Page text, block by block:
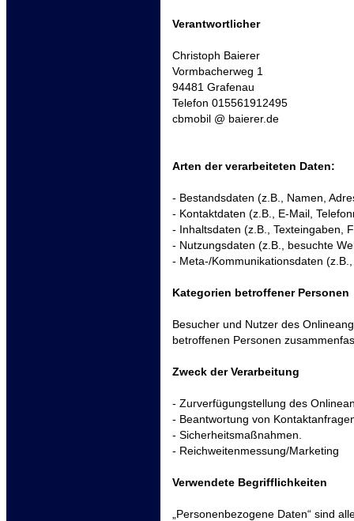
Verantwortlicher
Christoph Baierer
Vormbacherweg 1
94481 Grafenau
Telefon 015561912495
cbmobil @ baierer.de
Arten der verarbeiteten Daten:
- Bestandsdaten (z.B., Namen,
- Kontaktdaten (z.B., E-Mail,
- Inhaltsdaten (z.B., Texteingaben,
- Nutzungsdaten (z.B., besuchte
- Meta-/Kommunikationsdaten
Kategorien betroffener Personen
Besucher und Nutzer des
betroffenen Personen
Zweck der Verarbeitung
- Zurverfügungstellung des
- Beantwortung von
- Sicherheitsmaßnahmen.
- Reichweitenmessung/Marketing
Verwendete Begrifflichkeiten
„Personenbezogene Daten“ sind